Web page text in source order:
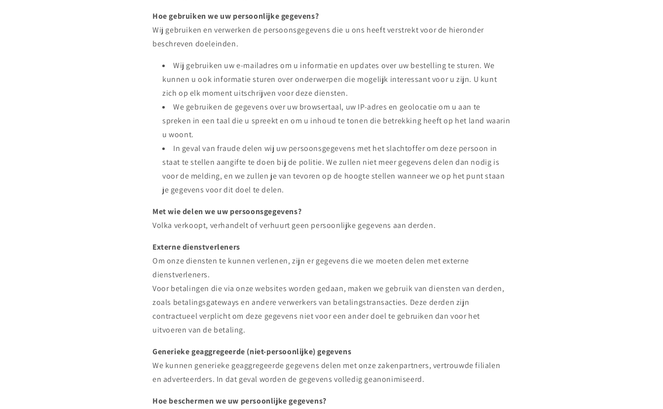
Hoe gebruiken we uw persoonlijke gegevens?
Wij gebruiken en verwerken de persoonsgegevens die u ons heeft verstrekt voor de hieronder
beschreven doeleinden.
Wij gebruiken uw e-mailadres om u informatie en updates over uw bestelling te sturen. We
kunnen u ook informatie sturen over onderwerpen die mogelijk interessant voor u zijn. U kunt
zich op elk moment uitschrijven voor deze diensten.
We gebruiken de gegevens over uw browsertaal, uw IP-adres en geolocatie om u aan te
spreken in een taal die u spreekt en om u inhoud te tonen die betrekking heeft op het land waarin
u woont.
In geval van fraude delen wij uw persoonsgegevens met het slachtoffer om deze persoon in
staat te stellen aangifte te doen bij de politie. We zullen niet meer gegevens delen dan nodig is
voor de melding, en we zullen je van tevoren op de hoogte stellen wanneer we op het punt staan
je gegevens voor dit doel te delen.
Met wie delen we uw persoonsgegevens?
Volka verkoopt, verhandelt of verhuurt geen persoonlijke gegevens aan derden.
Externe dienstverleners
Om onze diensten te kunnen verlenen, zijn er gegevens die we moeten delen met externe
dienstverleners.
Voor betalingen die via onze websites worden gedaan, maken we gebruik van diensten van derden,
zoals betalingsgateways en andere verwerkers van betalingstransacties. Deze derden zijn
contractueel verplicht om deze gegevens niet voor een ander doel te gebruiken dan voor het
uitvoeren van de betaling.
Generieke geaggregeerde (niet-persoonlijke) gegevens
We kunnen generieke geaggregeerde gegevens delen met onze zakenpartners, vertrouwde filialen
en adverteerders. In dat geval worden de gegevens volledig geanonimiseerd.
Hoe beschermen we uw persoonlijke gegevens?